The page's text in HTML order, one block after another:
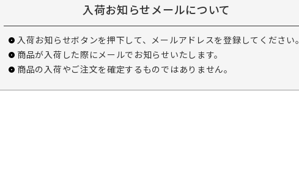
入荷お知らせメールについて
入荷お知らせボタンを押下して、メールアドレスを登録してください。
商品が入荷した際にメールでお知らせいたします。
商品の入荷やご注文を確定するものではありません。